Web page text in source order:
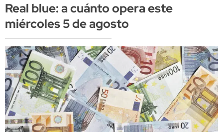
Real blue: a cuánto opera este
miércoles 5 de agosto